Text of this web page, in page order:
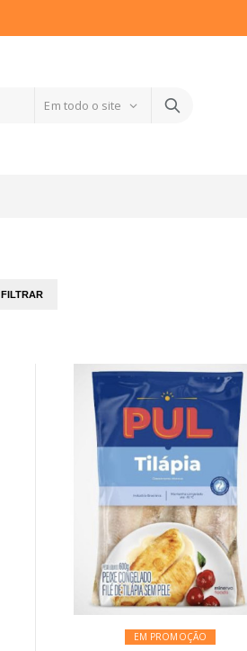
FILTRAR
EM PROMOÇÃO